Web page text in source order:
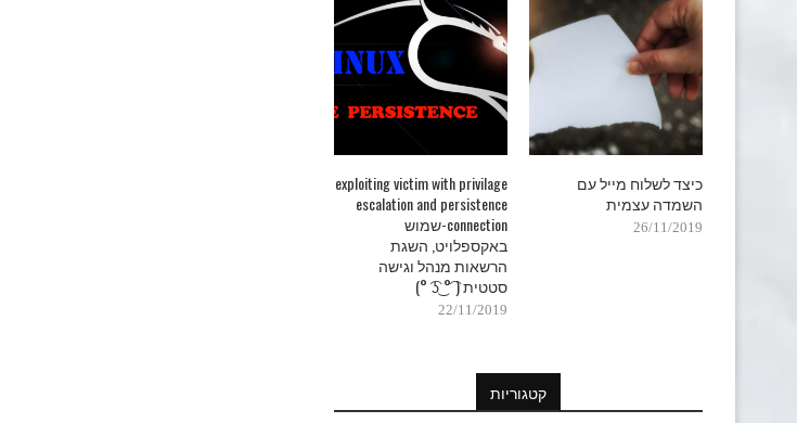
כיצד לשלוח מייל עם
השמדה עצמית
26/11/2019
exploiting victim with privilage
escalation and persistence
connection-שמוש
באקספלויט, השגת
הרשאות מנהל וגישה
סטטית ( ͡° ͜ʖ ͡°)
22/11/2019
קטגוריות